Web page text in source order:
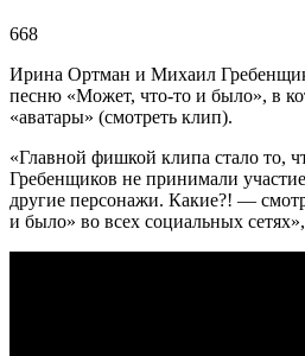
668
Ирина Ортман и Михаил
песню «Может, что-то и было», в
«аватары» (смотреть клип).
«Главной фишкой клипа стало то,
Гребенщиков не принимали
другие персонажи. Какие?! —
и было» во всех социальных